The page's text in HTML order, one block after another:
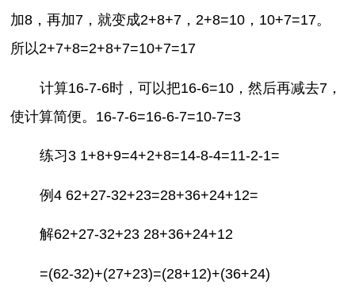
加8，再加7，就变成2+8+7，2+8=10，10+7=17。
所以2+7+8=2+8+7=10+7=17
计算16-7-6时，可以把16-6=10，然后再减去7，
使计算简便。16-7-6=16-6-7=10-7=3
练习3 1+8+9=4+2+8=14-8-4=11-2-1=
例4 62+27-32+23=28+36+24+12=
解62+27-32+23 28+36+24+12
=(62-32)+(27+23)=(28+12)+(36+24)